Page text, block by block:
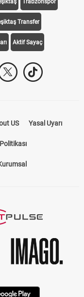
Trabzonspor
Transfer
Aktif Sayaç